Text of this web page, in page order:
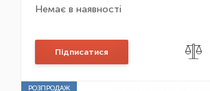
Немає в наявності
Підписатися
РОЗПРОДАЖ